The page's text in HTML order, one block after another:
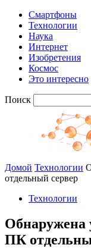
Смартфоны
Технологии
Наука
Интернет
Изобретения
Космос
Это интересно
Поиск
Домой Технологии
отдельный сервер
Технологии
Обнаружена
ПК